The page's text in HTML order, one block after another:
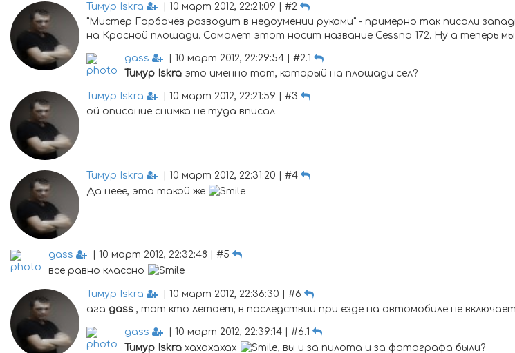
Тимур Iskra
| 10 март 2012, 22:21:09 | #2
"Мистер Горбачёв разводит в недоумении руками" - примерно так писали
на Красной площади. Самолет этот носит название Cessna 172. Ну а теперь
gass
| 10 март 2012, 22:29:54 | #2.1
Тимур Iskra это именно тот, который на площади сел?
Тимур Iskra
| 10 март 2012, 22:21:59 | #3
ой описание снимка не туда вписал
Тимур Iskra
| 10 март 2012, 22:31:20 | #4
Да неее, это такой же
gass
| 10 март 2012, 22:32:48 | #5
все равно классно
Тимур Iskra
| 10 март 2012, 22:36:30 | #6
ага gass , тот кто летает, в последствии при езде на автомобиле не
gass
| 10 март 2012, 22:39:14 | #6.1
Тимур Iskra хахахахах , вы и за пилота и за фотографа были?